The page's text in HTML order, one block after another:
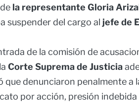
la representante Gloria
suspender del cargo al jefe de
de la comisión de
Corte Suprema de Justicia
que denunciaron penalmente a
por acción, presión indebida